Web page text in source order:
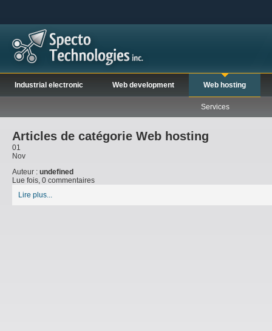
Industrial electronic Web development Web hosting
Services
Articles de catégorie Web hosting
01
Nov
Auteur : undefined
Lue fois, 0 commentaires
Lire plus...